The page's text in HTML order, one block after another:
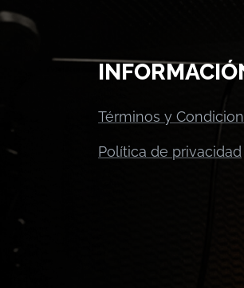
Términos y
Política de privacidad